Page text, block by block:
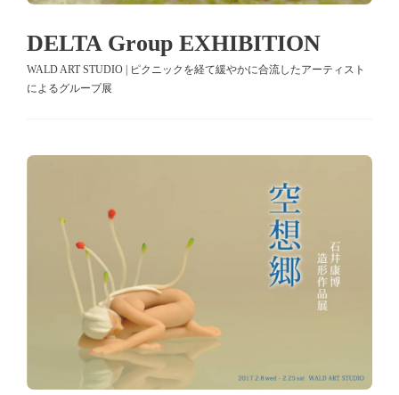
DELTA Group EXHIBITION
WALD ART STUDIO | ピクニックを経て緩やかに合流したアーティスト
によるグループ展